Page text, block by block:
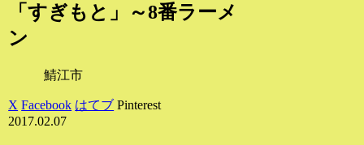
「すぎもと」～8番ラーメ
ン
鯖江市
X Facebook はてブ Pinterest
2017.02.07